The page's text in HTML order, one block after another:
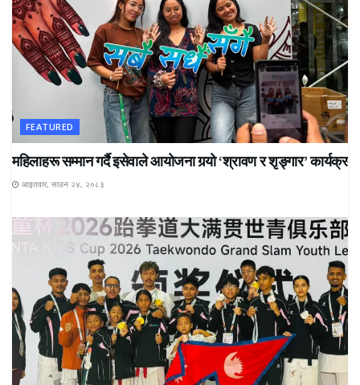
FEATURED
महिलाहरू सम्मान गर्दै इसेवाले आयोजना गर्‍यो ‘श्रावण र शृङ्गार’ कार्यक्रम
आइतवार, साउन २४, २०८३